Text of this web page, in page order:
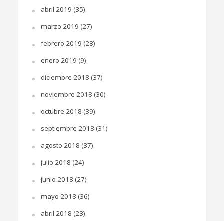
abril 2019 (35)
marzo 2019 (27)
febrero 2019 (28)
enero 2019 (9)
diciembre 2018 (37)
noviembre 2018 (30)
octubre 2018 (39)
septiembre 2018 (31)
agosto 2018 (37)
julio 2018 (24)
junio 2018 (27)
mayo 2018 (36)
abril 2018 (23)